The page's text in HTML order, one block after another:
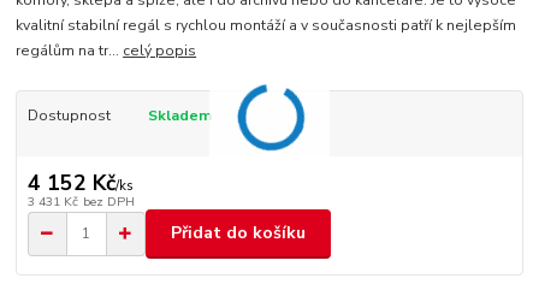
kvalitní stabilní regál s rychlou montáží a v současnosti patří k nejlepším
regálům na tr... celý popis
Dostupnost Skladem
4 152 Kč/ks
3 431 Kč bez DPH
Přidat do košíku